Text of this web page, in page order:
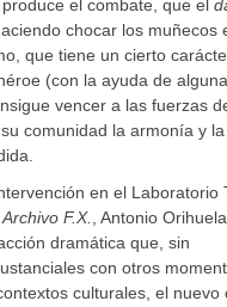
el combate, que el
chocar los muñecos
que tiene un cierto
(con la ayuda de alguna
vencer a las fuerzas
comunidad la armonía y la
en el Laboratorio
Archivo F.X.
, Antonio Orihuela
dramática que, sin
con otros
culturales, el nuevo